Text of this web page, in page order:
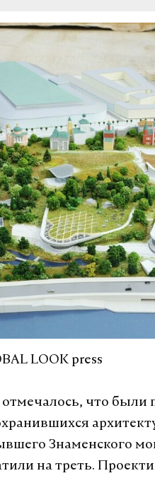
LOOK press
отмечалось, что были
Знаменского
на треть.